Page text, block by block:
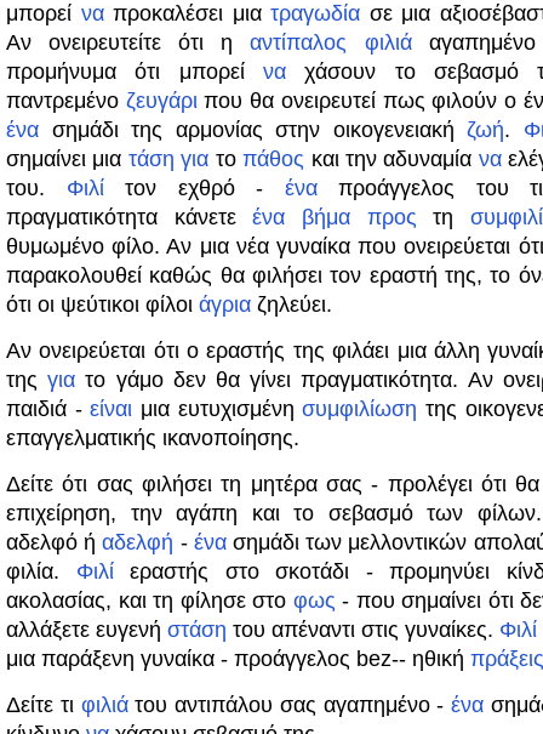
μπορεί ναπροκαλέσει μια τραγωδία σε μια
Αν ονειρευτείτε ότι ηαντίπαλος φιλιά
προμήνυμα ότι μπορεί να χάσουν το σεβασμό
παντρεμένο ζευγάριπου θα ονειρευτεί πως φιλούν ο
ένα σημάδι της αρμονίας στην οικογενειακήζωή.
σημαίνει μια τάση για τοπάθος και την αδυναμία να
του. Φιλίτον εχθρό - έναπροάγγελος του
πραγματικότητα κάνετεένα βήμα προς τη
θυμωμένο φίλο. Αν μια νέα γυναίκα που ονειρεύεται
παρακολουθεί καθώς θα φιλήσει τον εραστή της, το
ότι οι ψεύτικοι φίλοι άγρια ​​ζηλεύει.
Αν ονειρεύεται ότι ο εραστής της φιλάει μια άλλη
τηςγια το γάμο δεν θα γίνει πραγματικότητα. Αν
παιδιά -είναι μια ευτυχισμένησυμφιλίωση της
επαγγελματικής ικανοποίησης.
Δείτε ότι σας φιλήσει τη μητέρα σας - προλέγει ότι
επιχείρηση, την αγάπη και το σεβασμό των
αδελφό ήαδελφή - ένασημάδι των μελλοντικών
φιλία. Φιλίεραστής στο σκοτάδι - προμηνύει
ακολασίας, και τη φίλησε στο φως - που σημαίνει ότι
αλλάξετε ευγενή στάση του απέναντι στις γυναίκες. Φιλί
μια παράξενη γυναίκα - προάγγελος bez-- ηθική πράξεις
Δείτε τι φιλιάτου αντιπάλου σας αγαπημένο - ένα